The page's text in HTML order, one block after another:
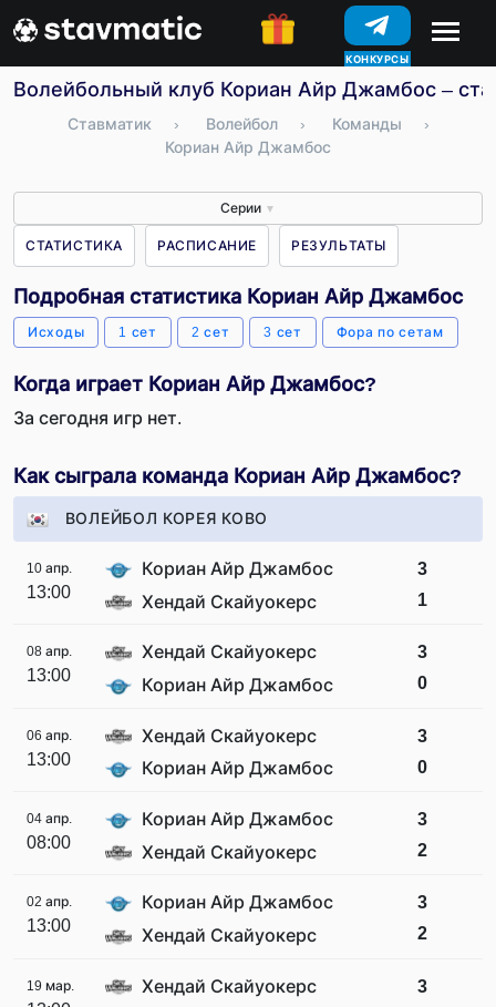
КОНКУРСЫ
Волейбольный клуб Кориан Айр Джамбос –
Ставматик › Волейбол › Команды
›
Кориан Айр Джамбос
Серии ▼
СТАТИСТИКА РАСПИСАНИЕ РЕЗУЛЬТАТЫ
Подробная статистика Кориан Айр Джамбос
Исходы 1 сет 2 сет 3 сет Фора по сетам
Когда играет Кориан Айр Джамбос?
За сегодня игр нет.
Как сыграла команда Кориан Айр Джамбос?
ВОЛЕЙБОЛ КОРЕЯ КОВО
10 апр.
13:00
Кориан Айр Джамбос
Хендай Скайуокерс
3
1
08 апр.
13:00
Хендай Скайуокерс
Кориан Айр Джамбос
3
0
06 апр.
13:00
Хендай Скайуокерс
Кориан Айр Джамбос
3
0
04 апр.
08:00
Кориан Айр Джамбос
Хендай Скайуокерс
3
2
02 апр.
13:00
Кориан Айр Джамбос
Хендай Скайуокерс
3
2
19 мар.
Хендай Скайуокерс
3